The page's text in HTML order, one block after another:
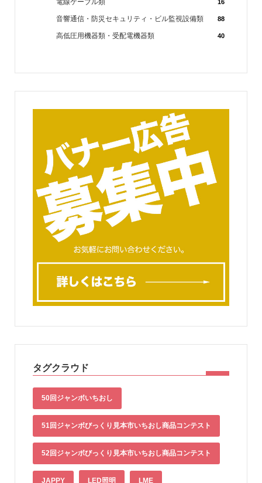
電線ケーブル類 16
音響通信・防災セキュリティ・ビル監視設備類 88
高低圧用機器類・受配電機器類 40
タグクラウド
50回ジャンボいちおし
51回ジャンボびっくり見本市いちおし商品コンテスト
52回ジャンボびっくり見本市いちおし商品コンテスト
JAPPY LED照明 LME